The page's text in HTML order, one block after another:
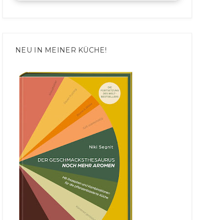
NEU IN MEINER KÜCHE!